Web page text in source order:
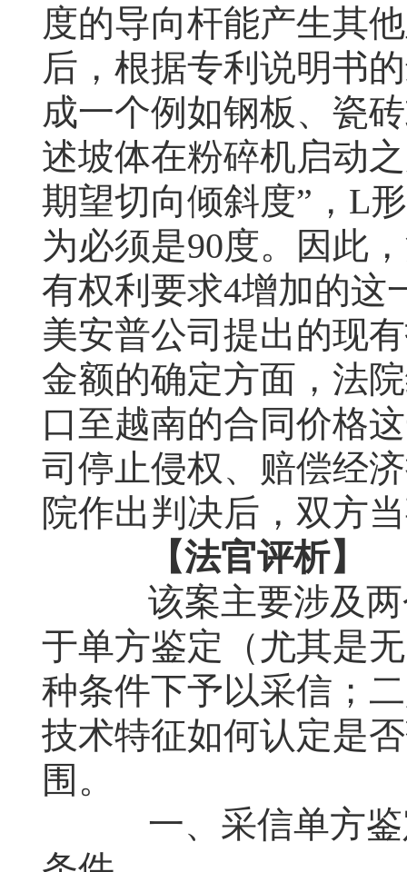
度的导向杆能产生其
后，根据专利说明书
成一个例如钢板、瓷
述坡体在粉碎机启动
期望切向倾斜度”， L
为必须是90度。因此
有权利要求4增加的这
美安普公司提出的现
金额的确定方面，法
口至越南的合同价格
司停止侵权、赔偿经
院作出判决后，双方
【法官评析】
该案主要涉及两
于单方鉴定（尤其是
种条件下予以采信；
技术特征如何认定是
围。
一、采信单方鉴